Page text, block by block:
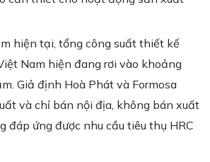
hiện tại, tổng công suất thiết kế
Nam hiện đang rơi vào khoảng
Giả định Hoà Phát và Formosa
và chỉ bán nội địa, không bán xuất
đáp ứng được nhu cầu tiêu thụ HRC